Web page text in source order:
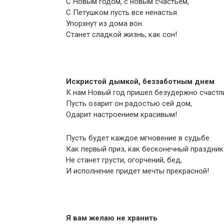
С Петушком пусть все ненастья
Упорхнут из дома вон.
Станет сладкой жизнь, как сон!
Искристой дымкой, беззаботным днем
К нам Новый год пришел безудержно
Пусть озарит он радостью сей дом,
Одарит настроением красивым!
Пусть будет каждое мгновение в судьбе
Как первый приз, как бесконечный праздник.
Не станет грусти, огорчений, бед,
И исполнение придет мечты прекрасной!
Я вам желаю не хранить